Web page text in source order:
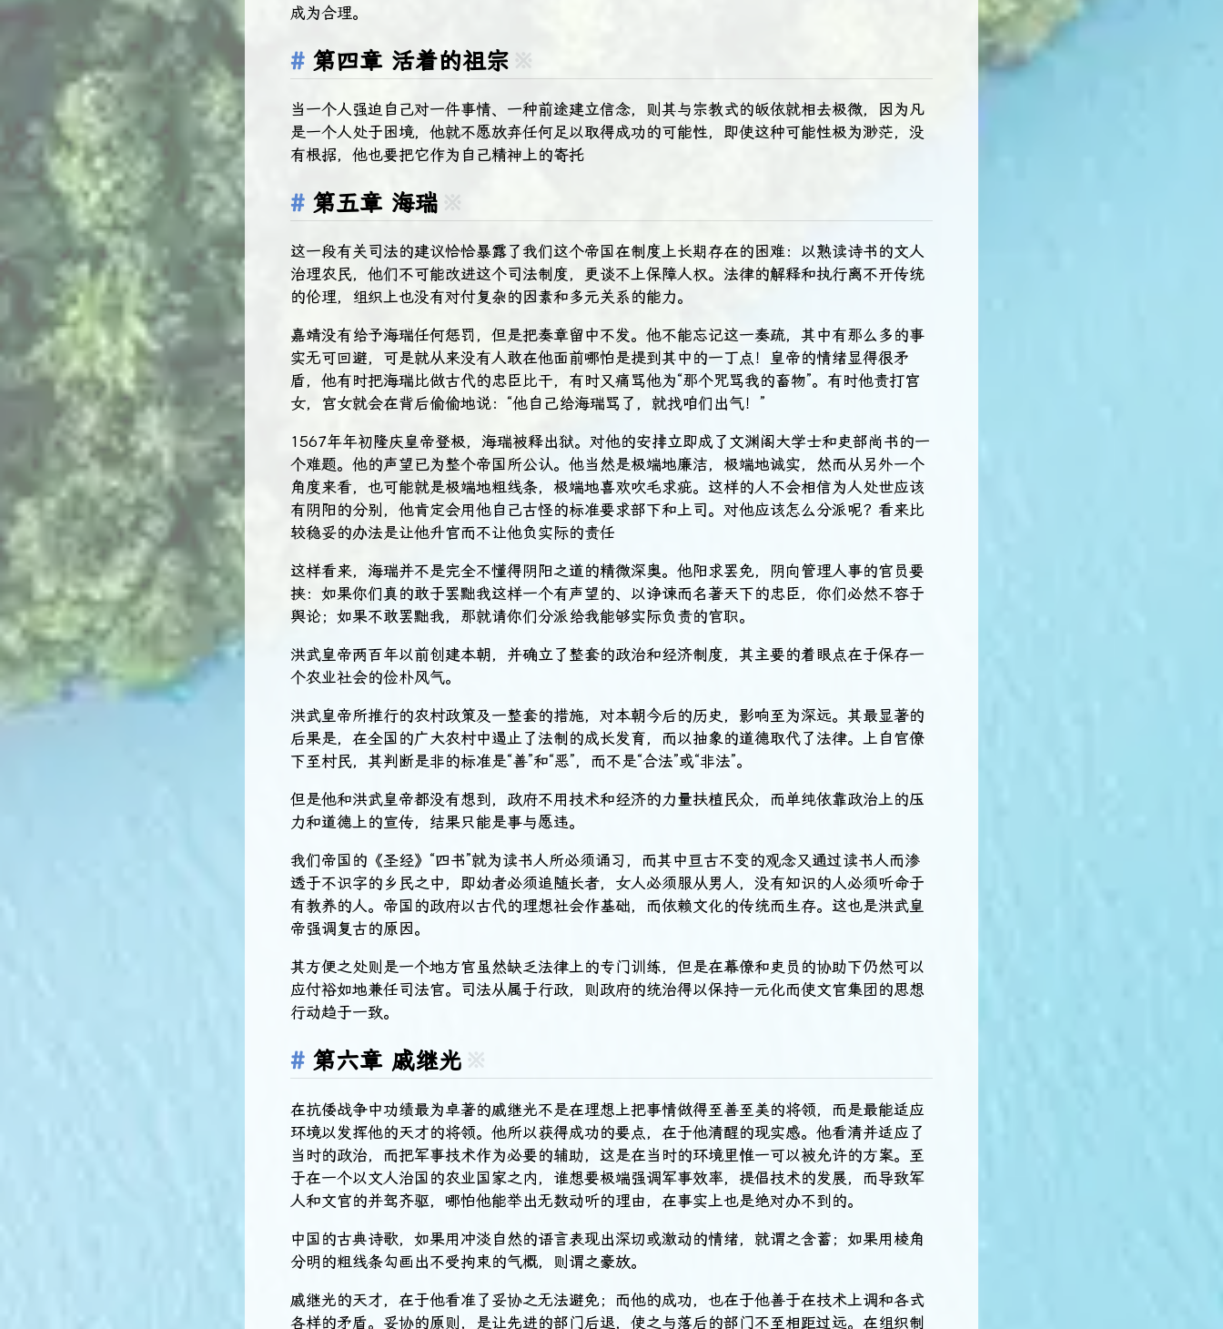
成为合理。
第四章 活着的祖宗 ※
当一个人强迫自己对一件事情、一种前途建立信念，则其与宗教式的皈依就相去极微，因为凡
是一个人处于困境，他就不愿放弃任何足以取得成功的可能性，即使这种可能性极为渺茫，没
有根据，他也要把它作为自己精神上的寄托
第五章 海瑞
这一段有关司法的建议恰恰暴露了我们这个帝国在制度上长期存在的困难：以熟读诗书的文人
治理农民，他们不可能改进这个司法制度，更谈不上保障人权。法律的解释和执行离不开传统
的伦理，组织上也没有对付复杂的因素和多元关系的能力。
嘉靖没有给予海瑞任何惩罚，但是把奏章留中不发。他不能忘记这一奏疏，其中有那么多的事
实无可回避，可是就从来没有人敢在他面前哪怕是提到其中的一丁点！皇帝的情绪显得很矛
盾，他有时把海瑞比做古代的忠臣比干，有时又痛骂他为“那个咒骂我的畜物”。有时他责打宫
女，宫女就会在背后偷偷地说：“他自己给海瑞骂了，就找咱们出气！”
1567年年初隆庆皇帝登极，海瑞被释出狱。对他的安排立即成了文渊阁大学士和吏部尚书的一
个难题。他的声望已为整个帝国所公认。他当然是极端地廉洁，极端地诚实，然而从另外一个
角度来看，也可能就是极端地粗线条，极端地喜欢吹毛求疵。这样的人不会相信为人处世应该
有阴阳的分别，他肯定会用他自己古怪的标准要求部下和上司。对他应该怎么分派呢？看来比
较稳妥的办法是让他升官而不让他负实际的责任
这样看来，海瑞并不是完全不懂得阴阳之道的精微深奥。他阳求罢免，阴向管理人事的官员要
挟：如果你们真的敢于罢黜我这样一个有声望的、以诤谏而名著天下的忠臣，你们必然不容于
舆论；如果不敢罢黜我，那就请你们分派给我能够实际负责的官职。
洪武皇帝两百年以前创建本朝，并确立了整套的政治和经济制度，其主要的着眼点在于保存一
个农业社会的俭朴风气。
洪武皇帝所推行的农村政策及一整套的措施，对本朝今后的历史，影响至为深远。其最显著的
后果是，在全国的广大农村中遏止了法制的成长发育，而以抽象的道德取代了法律。上自官僚
下至村民，其判断是非的标准是“善”和“恶”，而不是“合法”或“非法”。
但是他和洪武皇帝都没有想到，政府不用技术和经济的力量扶植民众，而单纯依靠政治上的压
力和道德上的宣传，结果只能是事与愿违。
我们帝国的《圣经》“四书”就为读书人所必须诵习，而其中亘古不变的观念又通过读书人而渗
透于不识字的乡民之中，即幼者必须追随长者，女人必须服从男人，没有知识的人必须听命于
有教养的人。帝国的政府以古代的理想社会作基础，而依赖文化的传统而生存。这也是洪武皇
帝强调复古的原因。
其方便之处则是一个地方官虽然缺乏法律上的专门训练，但是在幕僚和吏员的协助下仍然可以
应付裕如地兼任司法官。司法从属于行政，则政府的统治得以保持一元化而使文官集团的思想
行动趋于一致。
第六章 戚继光
在抗倭战争中功绩最为卓著的戚继光不是在理想上把事情做得至善至美的将领，而是最能适应
环境以发挥他的天才的将领。他所以获得成功的要点，在于他清醒的现实感。他看清并适应了
当时的政治，而把军事技术作为必要的辅助，这是在当时的环境里惟一可以被允许的方案。至
于在一个以文人治国的农业国家之内，谁想要极端强调军事效率，提倡技术的发展，而导致军
人和文官的并驾齐驱，哪怕他能举出无数动听的理由，在事实上也是绝对办不到的。
中国的古典诗歌，如果用冲淡自然的语言表现出深切或激动的情绪，就谓之含蓄；如果用棱角
分明的粗线条勾画出不受拘束的气概，则谓之豪放。
戚继光的天才，在于他看准了妥协之无法避免；而他的成功，也在于他善于在技术上调和各式
各样的矛盾。妥协的原则，是让先进的部门后退，使之与落后的部门不至相距过远。在组织制